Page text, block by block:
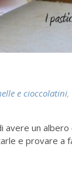
e cioccolatini,
avere un
e provare a